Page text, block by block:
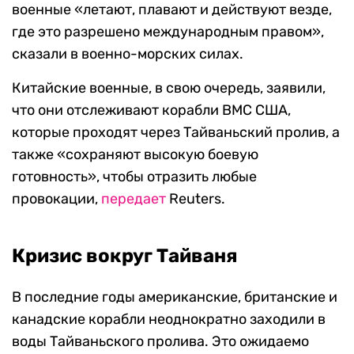
военные «летают, плавают и действуют везде,
где это разрешено международным правом»,
сказали в военно-морских силах.
Китайские военные, в свою очередь, заявили,
что они отслеживают корабли ВМС США,
которые проходят через Тайваньский пролив, а
также «сохраняют высокую боевую
готовность», чтобы отразить любые
провокации, передает Reuters.
Кризис вокруг Тайваня
В последние годы американские, британские и
канадские корабли неоднократно заходили в
воды Тайваньского пролива. Это ожидаемо